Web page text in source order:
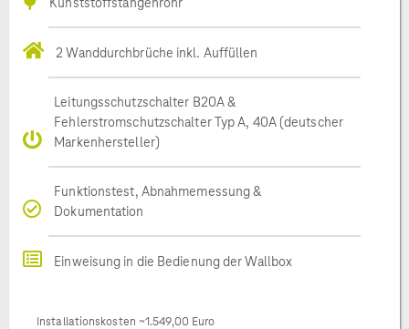
2 Wanddurchbrüche inkl. Auffüllen
Leitungsschutzschalter B20A &
Fehlerstromschutzschalter Typ A, 40A (deutscher
Markenhersteller)
Funktionstest, Abnahmemessung &
Dokumentation
Einweisung in die Bedienung der Wallbox
Installationskosten ~1.549,00 Euro